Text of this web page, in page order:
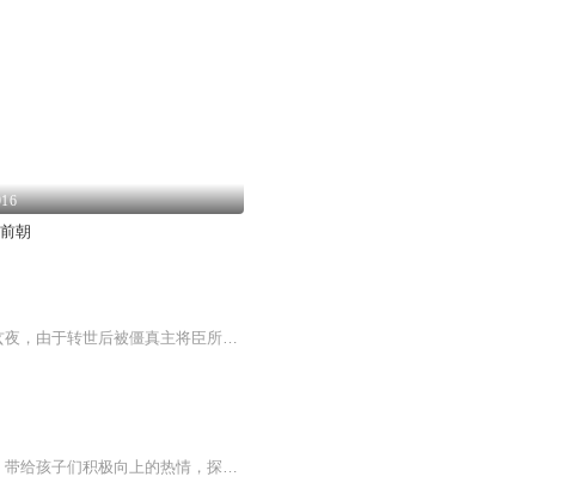
朝
内容简介 玄曦，由于前世犯下大错，命魂被玉皇大帝所取，从此三魂缺一。 玄夜，由于转世后被僵真主将臣所咬，从此身体中诞生了一个新的灵魂－僵魂。 然而在玄曦和玄夜的灵魂空间之内，都存在着一个梦幻空间，通过天梦大法，来帮助二人恢复前世的...
内容简介 穿越时空，遇见美好，不忘初心，把现实与梦想相联系，拓展创新驱动力，带给孩子们积极向上的热情，探秘星空，把科学奥秘简单化，把复杂 的理论通俗化，读与听相结合，事半功倍。